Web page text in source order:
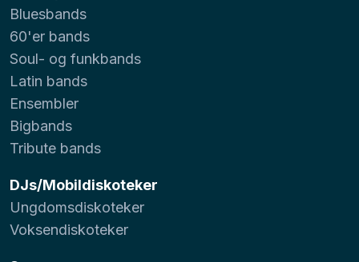
Bluesbands
60'er bands
Soul- og funkbands
Latin bands
Ensembler
Bigbands
Tribute bands
DJs/Mobildiskoteker
Ungdomsdiskoteker
Voksendiskoteker